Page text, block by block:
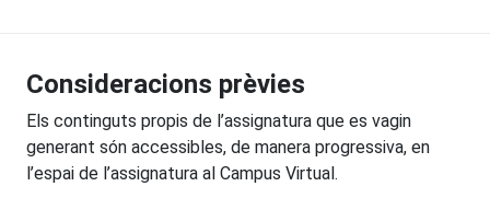
Consideracions prèvies
Els continguts propis de l’assignatura que es vagin
generant són accessibles, de manera progressiva, en
l’espai de l’assignatura al Campus Virtual.